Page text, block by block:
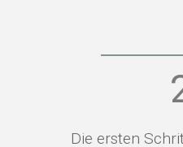
Die ersten